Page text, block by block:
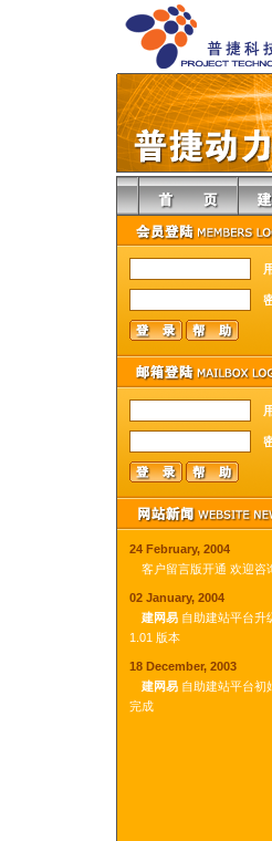
24 February, 2004
客户留言版开通 欢迎咨
02 January, 2004
建网易 自助建站平台升
1.01 版本
18 December, 2003
建网易 自助建站平台初
完成